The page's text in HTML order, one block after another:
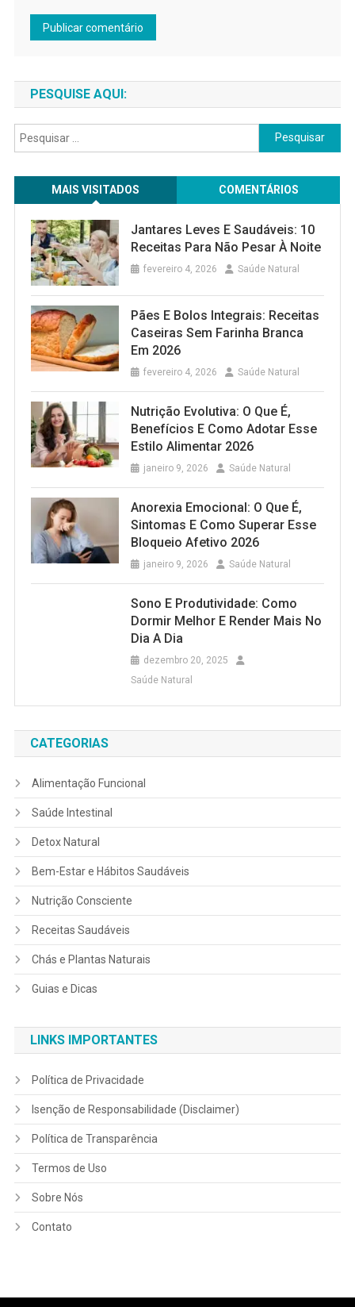
PESQUISE AQUI:
Pesquisar
por:
MAIS VISITADOS COMENTÁRIOS
Jantares Leves E Saudáveis: 10
Receitas Para Não Pesar À Noite
fevereiro 4, 2026 Saúde Natural
Pães E Bolos Integrais: Receitas
Caseiras Sem Farinha Branca
Em 2026
fevereiro 4, 2026 Saúde Natural
Nutrição Evolutiva: O Que É,
Benefícios E Como Adotar Esse
Estilo Alimentar 2026
janeiro 9, 2026 Saúde Natural
Anorexia Emocional: O Que É,
Sintomas E Como Superar Esse
Bloqueio Afetivo 2026
janeiro 9, 2026 Saúde Natural
Sono E Produtividade: Como
Dormir Melhor E Render Mais No
Dia A Dia
dezembro 20, 2025
Saúde Natural
CATEGORIAS
Alimentação Funcional
Saúde Intestinal
Detox Natural
Bem-Estar e Hábitos Saudáveis
Nutrição Consciente
Receitas Saudáveis
Chás e Plantas Naturais
Guias e Dicas
LINKS IMPORTANTES
Política de Privacidade
Isenção de Responsabilidade (Disclaimer)
Política de Transparência
Termos de Uso
Sobre Nós
Contato